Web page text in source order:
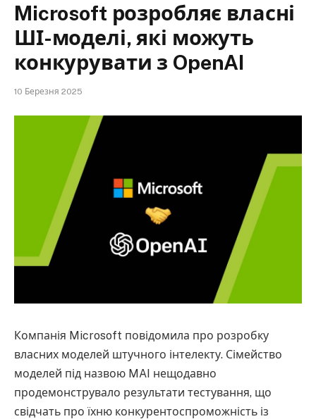
Microsoft розробляє власні
ШІ-моделі, які можуть
конкурувати з OpenAI
10 Березня 2025
Компанія Microsoft повідомила про розробку
власних моделей штучного інтелекту. Сімейство
моделей під назвою MAI нещодавно
продемонструвало результати тестування, що
свідчать про їхню конкурентоспроможність із